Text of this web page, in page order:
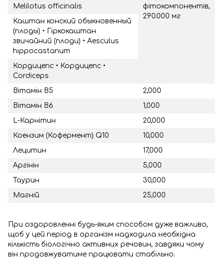
фітокомпонентів,
290.000 мг
Melilotus officinalis
Каштан конский обыкновенный
(плоды) • Гіркокаштан
звичайний (плоди) • Aesculus
hippocastanum
Кордицепс • Кордицепс •
Cordiceps
Вітамін В5
2,000
Вітамін В6
1,000
L-Карнітин
20,000
Коензим (Кофермент) Q10
10,000
Лецитин
17,000
Аргінін
5,000
Таурин
30,000
Магній
25,000
При оздоровленні будь-яким способом дуже важливо,
щоб у цей період в організм надходила необхідна
кількість біологічно активних речовин, завдяки чому
він продовжуватиме працювати стабільно.